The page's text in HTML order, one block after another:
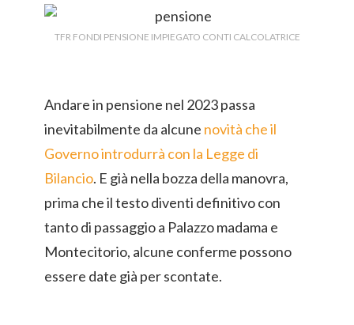
TFR FONDI PENSIONE IMPIEGATO CONTI CALCOLATRICE
Andare in pensione nel 2023 passa
inevitabilmente da alcune novità che il
Governo introdurrà con la Legge di
Bilancio. E già nella bozza della manovra,
prima che il testo diventi definitivo con
tanto di passaggio a Palazzo madama e
Montecitorio, alcune conferme possono
essere date già per scontate.